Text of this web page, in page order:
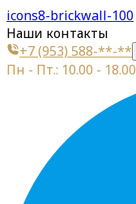
icons8-brickwall-100
Наши контакты
+7 (953) 588-**-**
Пн - Пт.: 10.00 - 18.00